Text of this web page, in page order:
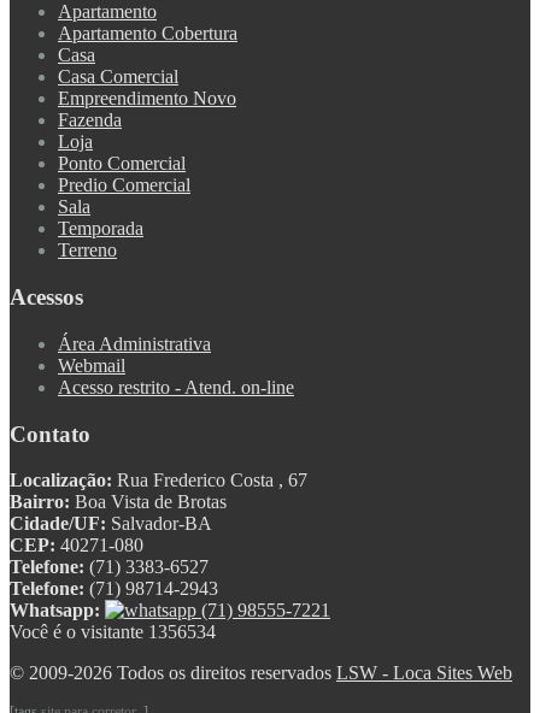
Apartamento
Apartamento Cobertura
Casa
Casa Comercial
Empreendimento Novo
Fazenda
Loja
Ponto Comercial
Predio Comercial
Sala
Temporada
Terreno
Acessos
Área Administrativa
Webmail
Acesso restrito - Atend. on-line
Contato
Localização: Rua Frederico Costa , 67
Bairro: Boa Vista de Brotas
Cidade/UF: Salvador-BA
CEP: 40271-080
Telefone: (71) 3383-6527
Telefone: (71) 98714-2943
Whatsapp:
(71) 98555-7221
Você é o visitante 1356534
© 2009-2026 Todos os direitos reservados LSW - Loca Sites Web